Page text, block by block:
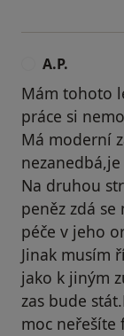
A.P.
Mám tohoto
práce si
Má moderní
Na druhou
peněz zdá
péče v jeho
Jinak musím
jako k jiným
zas bude
moc neřešíte